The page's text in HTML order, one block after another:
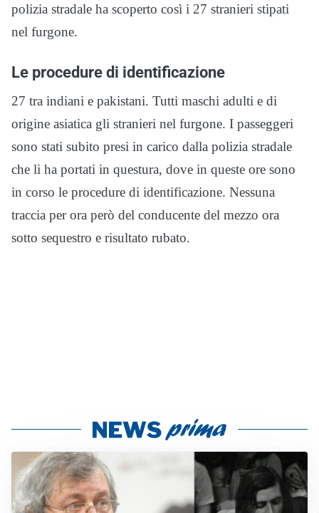
polizia stradale ha scoperto così i 27 stranieri stipati
nel furgone.
Le procedure di identificazione
27 tra indiani e pakistani. Tutti maschi adulti e di
origine asiatica gli stranieri nel furgone. I passeggeri
sono stati subito presi in carico dalla polizia stradale
che li ha portati in questura, dove in queste ore sono
in corso le procedure di identificazione. Nessuna
traccia per ora però del conducente del mezzo ora
sotto sequestro e risultato rubato.